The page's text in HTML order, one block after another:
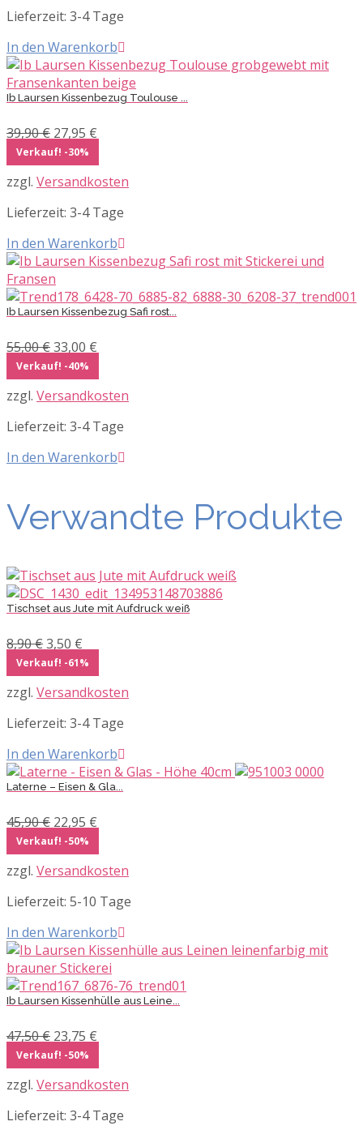
Lieferzeit: 3-4 Tage
In den Warenkorb
Ib Laursen Kissenbezug Toulouse ...
39,90€ Ursprünglicher
Preis
war:
39,90 €
27,95 €
ist:
27,95 €.
Verkauf! -30%
zzgl. Versandkosten
Lieferzeit: 3-4 Tage
In den Warenkorb
Ib Laursen Kissenbezug Safi rost...
55,00€Ursprünglicher
Preis
war:
55,00 €
33,00 €
ist:
33,00 €.
Verkauf! -40%
zzgl. Versandkosten
Lieferzeit: 3-4 Tage
In den Warenkorb
Verwandte Produkte
Tischset aus Jute mit Aufdruck weiß
8,90€Ursprünglicher
Preis
war:
8,90 €
3,50 €
Preis
ist:
3,50 €.
Verkauf! -61%
zzgl. Versandkosten
Lieferzeit: 3-4 Tage
In den Warenkorb
Laterne – Eisen & Gla...
45,90€ Ursprünglicher
Preis
war:
45,90 €
22,95 €
ist:
22,95 €.
Verkauf! -50%
zzgl. Versandkosten
Lieferzeit: 5-10 Tage
In den Warenkorb
Ib Laursen Kissenhülle aus Leine...
47,50€ Ursprünglicher
Preis
war:
47,50 €
23,75 €
ist:
23,75 €.
Verkauf! -50%
zzgl. Versandkosten
Lieferzeit: 3-4 Tage